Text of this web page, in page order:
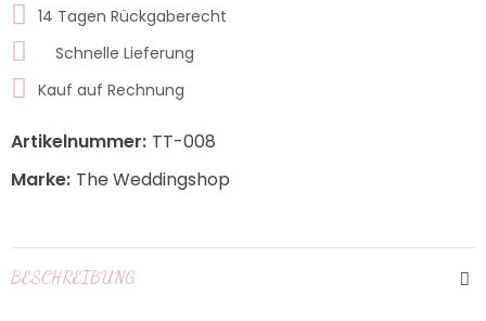
14 Tagen Rückgaberecht
Schnelle Lieferung
Kauf auf Rechnung
Artikelnummer: TT-008
Marke: The Weddingshop
BESCHREIBUNG